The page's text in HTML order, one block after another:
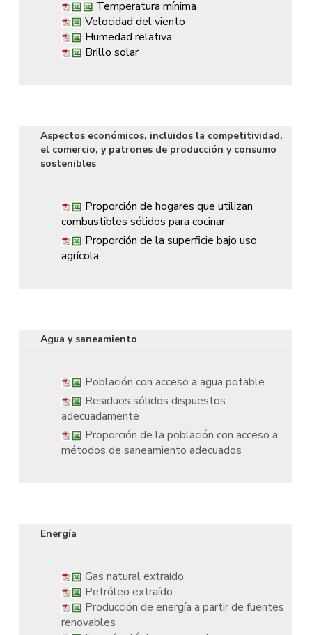
Temperatura mínima
Velocidad del viento
Humedad relativa
Brillo solar
Aspectos económicos, incluidos la competitividad,
el comercio, y patrones de producción y consumo
sostenibles
Proporción de hogares que utilizan
combustibles sólidos para cocinar
Proporción de la superficie bajo uso
agrícola
Agua y saneamiento
Población con acceso a agua potable
Residuos sólidos dispuestos
adecuadamente
Proporción de la población con acceso a
métodos de saneamiento adecuados
Energía
Gas natural extraído
Petróleo extraído
Producción de energía a partir de fuentes
renovables